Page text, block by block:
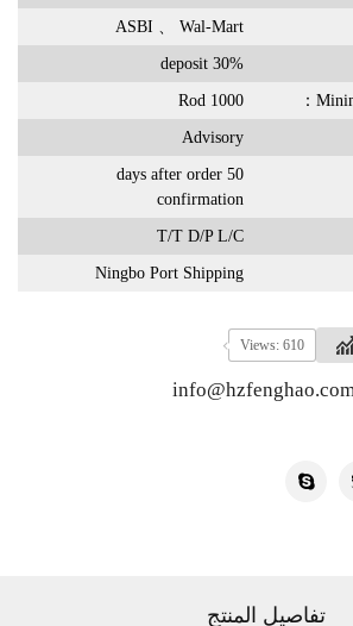
ASBI 、 Wal-Mart
30% deposit
1000 Rod
Advisory
50 days after order
confirmation
T/T D/P L/C
Ningbo Port Shipping
Views: 610
تفاصيل المنتج